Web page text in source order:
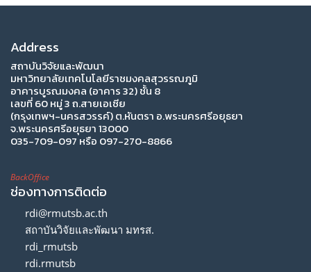
Address
สถาบันวิจัยและพัฒนา
มหาวิทยาลัยเทคโนโลยีราชมงคลสุวรรณภูมิ
อาคารบูรณมงคล (อาคาร 32) ชั้น 8
เลขที่ 60 หมู่ 3 ถ.สายเอเซีย
(กรุงเทพฯ-นครสวรรค์) ต.หันตรา อ.พระนครศรีอยุธยา
จ.พระนครศรีอยุธยา 13000
035-709-097 หรือ 097-270-8866
BackOffice
ช่องทางการติดต่อ
rdi@rmutsb.ac.th
สถาบันวิจัยและพัฒนา มทรส.
rdi_rmutsb
rdi.rmutsb